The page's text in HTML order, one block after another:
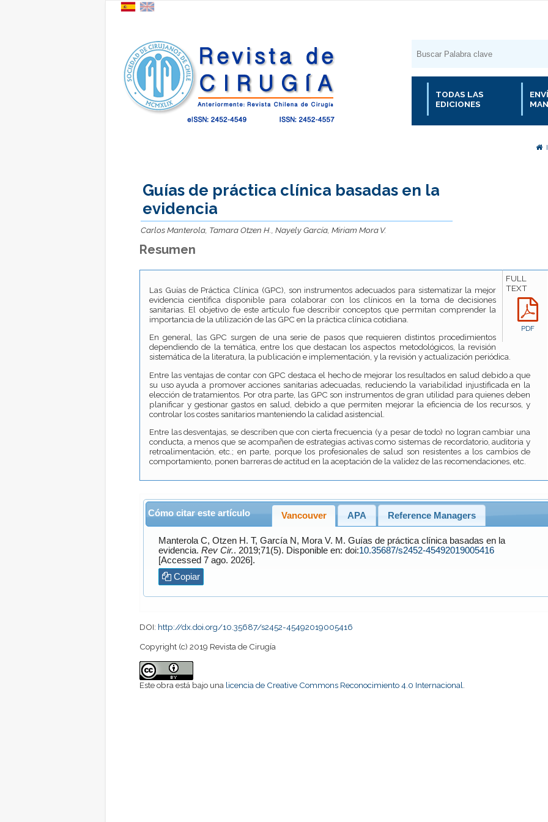
TODAS LAS
EDICIONES
Guías de práctica clínica basadas en la
evidencia
Carlos Manterola, Tamara Otzen H., Nayely García, Miriam Mora V.
Resumen
FULL
TEXT
PDF
Las Guías de Práctica Clínica (GPC), son instrumentos adecuados para sistematizar la mejor
evidencia científica disponible para colaborar con los clínicos en la toma de decisiones
sanitarias. El objetivo de este artículo fue describir conceptos que permitan comprender la
importancia de la utilización de las GPC en la práctica clínica cotidiana.
En general, las GPC surgen de una serie de pasos que requieren distintos procedimientos
dependiendo de la temática, entre los que destacan los aspectos metodológicos, la revisión
sistemática de la literatura, la publicación e implementación, y la revisión y actualización periódica.
Entre las ventajas de contar con GPC destaca el hecho de mejorar los resultados en salud debido a que
su uso ayuda a promover acciones sanitarias adecuadas, reduciendo la variabilidad injustificada en la
elección de tratamientos. Por otra parte, las GPC son instrumentos de gran utilidad para quienes deben
planificar y gestionar gastos en salud, debido a que permiten mejorar la eficiencia de los recursos, y
controlar los costes sanitarios manteniendo la calidad asistencial.
Entre las desventajas, se describen que con cierta frecuencia (y a pesar de todo) no logran cambiar una
conducta, a menos que se acompañen de estrategias activas como sistemas de recordatorio, auditoria y
retroalimentación, etc.; en parte, porque los profesionales de salud son resistentes a los cambios de
comportamiento, ponen barreras de actitud en la aceptación de la validez de las recomendaciones, etc.
Cómo citar este artículo Vancouver APA Reference Managers
ManterolaC, Otzen H. T, GarcíaN, Mora V. M. Guías de práctica clínica basadas en la
evidencia. Rev Cir. . 2019;71(5). Disponible en: doi:10.35687/s2452-45492019005416
[Accessed 7 ago. 2026].
Copiar
DOI: http://dx.doi.org/10.35687/s2452-45492019005416
Copyright (c) 2019 Revista de Cirugía
Este obra está bajo una licencia de Creative Commons Reconocimiento 4.0 Internacional